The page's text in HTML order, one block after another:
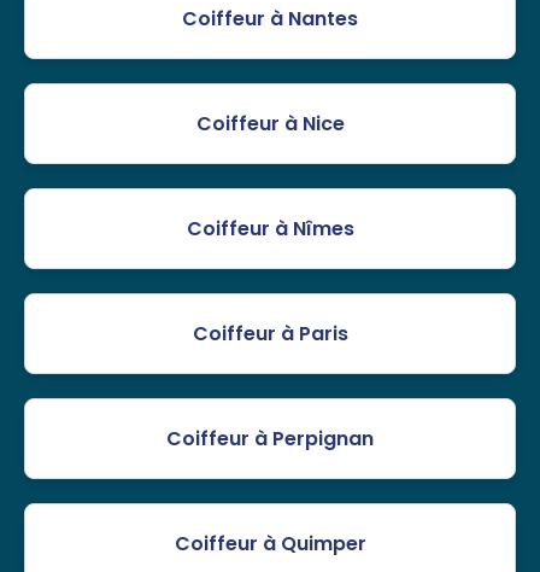
Coiffeur à Nantes
Coiffeur à Nice
Coiffeur à Nîmes
Coiffeur à Paris
Coiffeur à Perpignan
Coiffeur à Quimper